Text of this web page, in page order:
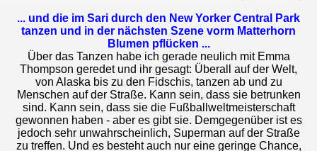
... und die im Sari durch den New Yorker Central Park
tanzen und in der nächsten Szene vorm Matterhorn
Blumen pflücken ...
Über das Tanzen habe ich gerade neulich mit Emma
Thompson geredet und ihr gesagt: Überall auf der Welt,
von Alaska bis zu den Fidschis, tanzen ab und zu
Menschen auf der Straße. Kann sein, dass sie betrunken
sind. Kann sein, dass sie die Fußballweltmeisterschaft
gewonnen haben - aber es gibt sie. Demgegenüber ist es
jedoch sehr unwahrscheinlich, Superman auf der Straße
zu treffen. Und es besteht auch nur eine geringe Chance,